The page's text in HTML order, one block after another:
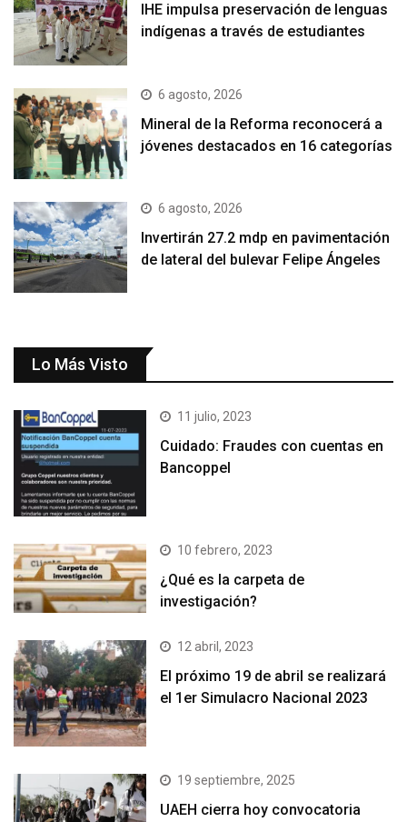
IHE impulsa preservación de lenguas
indígenas a través de estudiantes
6 agosto, 2026
Mineral de la Reforma reconocerá a
jóvenes destacados en 16 categorías
6 agosto, 2026
Invertirán 27.2 mdp en pavimentación
de lateral del bulevar Felipe Ángeles
Lo Más Visto
11 julio, 2023
Cuidado: Fraudes con cuentas en
Bancoppel
10 febrero, 2023
¿Qué es la carpeta de
investigación?
12 abril, 2023
El próximo 19 de abril se realizará
el 1er Simulacro Nacional 2023
19 septiembre, 2025
UAEH cierra hoy convocatoria